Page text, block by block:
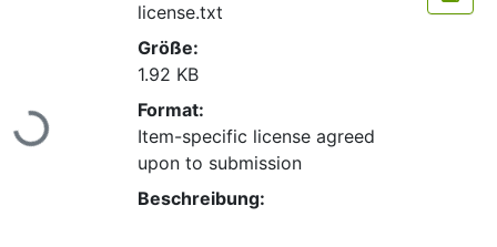
Lade...
license.txt
Größe:
1.92 KB
Format:
Item-specific license agreed
upon to submission
Beschreibung: